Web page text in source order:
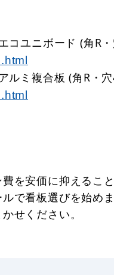
コユニボード (角R
ルミ複合板 (角R・
を安価に抑えるこ
で看板選びを始め
せください。